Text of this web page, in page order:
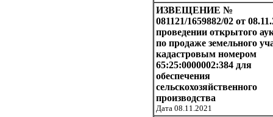
ИЗВЕЩЕНИЕ №
081121/1659882/02 от
проведении открытого
по продаже земельного
кадастровым номером
65:25:0000002:384 для
обеспечения
сельскохозяйственного
производства
Дата 08.11.2021